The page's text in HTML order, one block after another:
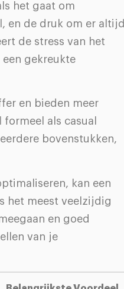
het gaat om
en de druk om er altijd
de stress van het
gekreukte
en bieden meer
als casual
bovenstukken,
kan een
het meest veelzijdig
en goed
van je